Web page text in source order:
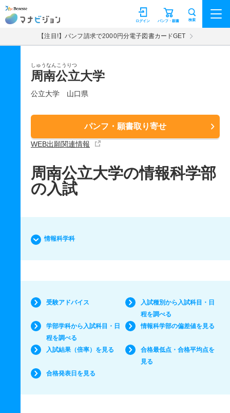
マナビジョン パンフ・願書
ログイン 検索
【注目!】パンフ請求で2000円分電子図書カードGET
しゅうなんこうりつ
周南公立大学
公立大学 山口県
パンフ・願書取り寄せ
WEB出願関連情報
周南公立大学の情報科学部
の入試
情報科学科
受験アドバイス
入試種別から入試科目・日
程を調べる
学部学科から入試科目・日
程を調べる
情報科学部の偏差値を見る
入試結果（倍率）を見る
合格最低点・合格平均点を
見る
合格発表日を見る